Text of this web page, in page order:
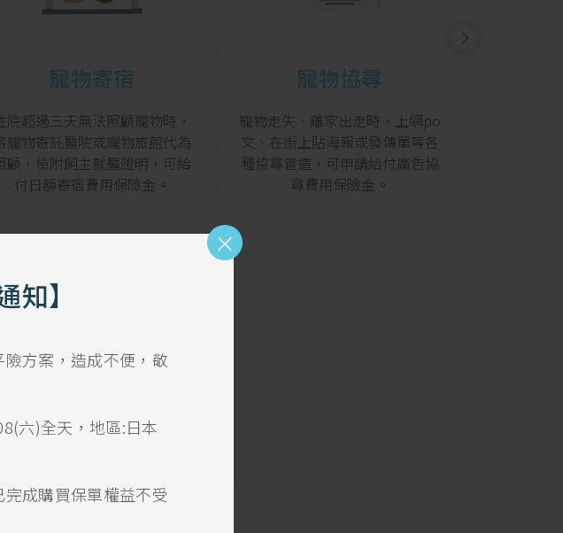
×
知】
方案，造成不便，敬
六)全天，地區:日本
成購買保單權益不受
寵物寄宿
院超過三天無法照顧寵物時，
寵物寄託醫院或寵物旅館代為
顧，檢附飼主就醫證明，可給
付日額寄宿費用保險金。
寵物協尋
寵物走失、離家出走時，上網po
文、在街上貼海報或發傳單等各
種協尋管道，可申請給付廣告協
尋費用保險金。
誰
聯繫我們
~週五 9:00~17:00)